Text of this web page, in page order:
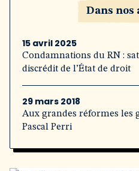
Dans nos
15 avril 2025
Condamnations du RN :
discrédit de l’État de droit
29 mars 2018
Aux grandes réformes les
Pascal Perri